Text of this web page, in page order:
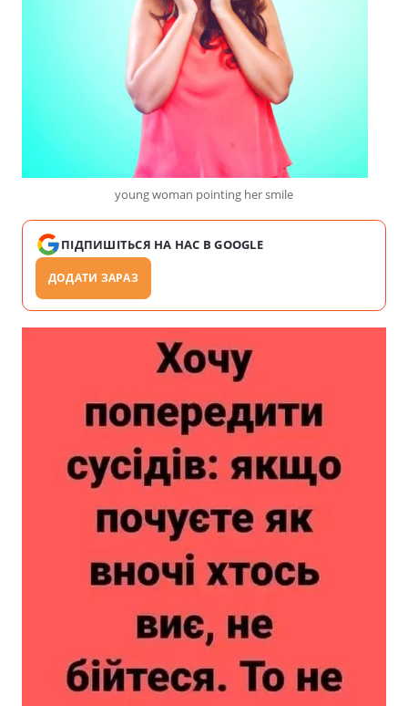
young woman pointing her smile
ПІДПИШІТЬСЯ НА НАС В GOOGLE
ДОДАТИ ЗАРАЗ